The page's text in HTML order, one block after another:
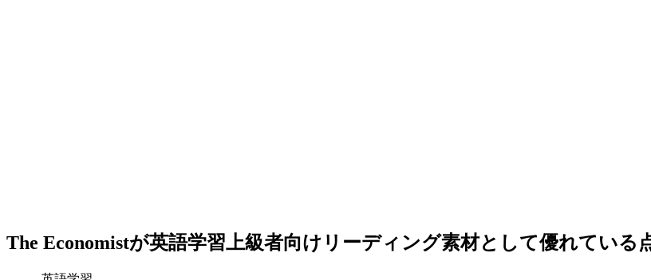
The Economistが英語学習上級者向けリーディング素材として優れている